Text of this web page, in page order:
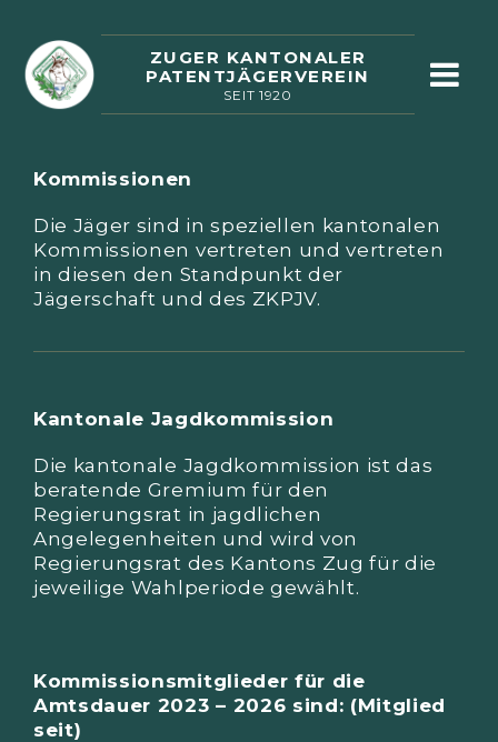
ZUGER KANTONALER
PATENTJÄGERVEREIN
SEIT 1920
Kommissionen
Die Jäger sind in speziellen kantonalen
Kommissionen vertreten und vertreten
in diesen den Standpunkt der
Jägerschaft und des ZKPJV.
Kantonale Jagdkommission
Die kantonale Jagdkommission ist das
beratende Gremium für den
Regierungsrat in jagdlichen
Angelegenheiten und wird von
Regierungsrat des Kantons Zug für die
jeweilige Wahlperiode gewählt.
Kommissionsmitglieder für die
Amtsdauer 2023 – 2026 sind: (Mitglied
seit)